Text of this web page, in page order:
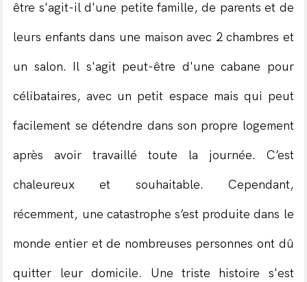
être s'agit-il d'une petite famille, de parents et de
leurs enfants dans une maison avec 2 chambres et
un salon. Il s'agit peut-être d'une cabane pour
célibataires, avec un petit espace mais qui peut
facilement se détendre dans son propre logement
après avoir travaillé toute la journée. C’est
chaleureux et souhaitable. Cependant,
récemment, une catastrophe s’est produite dans le
monde entier et de nombreuses personnes ont dû
quitter leur domicile. Une triste histoire s'est